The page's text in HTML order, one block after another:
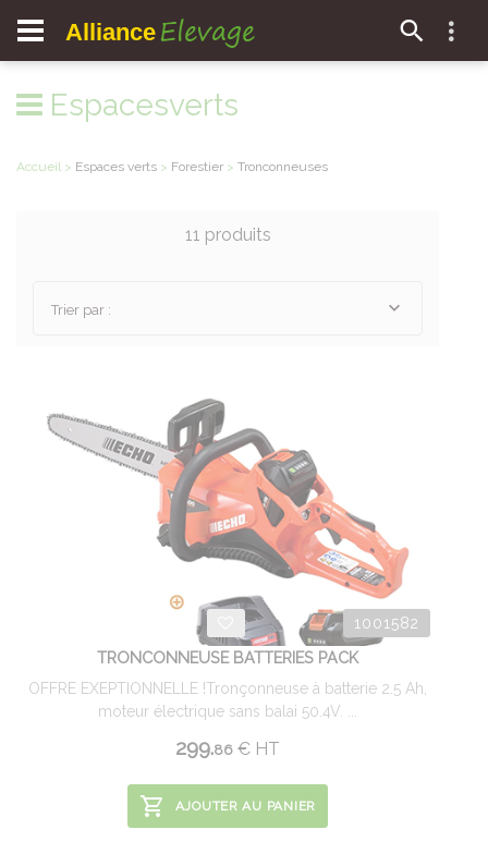
Alliance Elevage
Espacesverts
Accueil > Espaces verts > Forestier > Tronconneuses
11 produits
Trier par :
1001582
TRONCONNEUSE BATTERIES PACK
OFFRE EXEPTIONNELLE !Tronçonneuse à batterie 2.5 Ah,
moteur électrique sans balai 50.4V. ...
299.86 € HT
AJOUTER AU PANIER